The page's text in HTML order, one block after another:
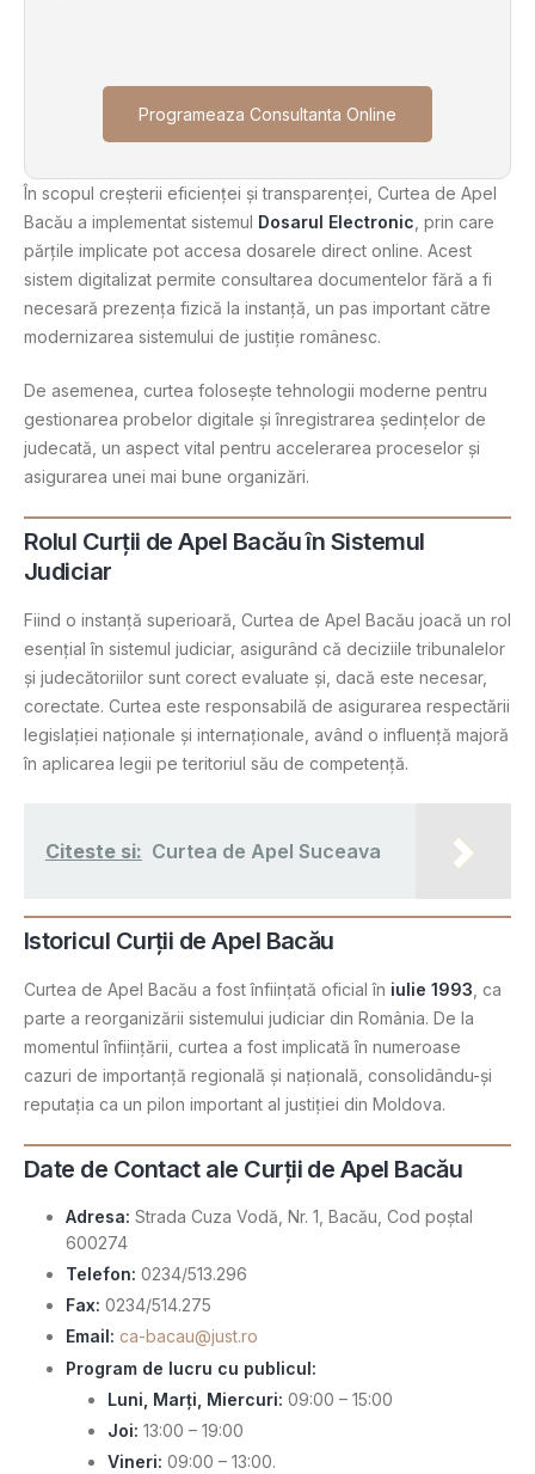
Programeaza Consultanta Online
În scopul creșterii eficienței și transparenței, Curtea de Apel
Bacău a implementat sistemul Dosarul Electronic , prin care
părțile implicate pot accesa dosarele direct online. Acest
sistem digitalizat permite consultarea documentelor fără a fi
necesară prezența fizică la instanță, un pas important către
modernizarea sistemului de justiție românesc.
De asemenea, curtea folosește tehnologii moderne pentru
gestionarea probelor digitale și înregistrarea ședințelor de
judecată, un aspect vital pentru accelerarea proceselor și
asigurarea unei mai bune organizări​.
Rolul Curții de Apel Bacău în Sistemul
Judiciar
Fiind o instanță superioară, Curtea de Apel Bacău joacă un rol
esențial în sistemul judiciar, asigurând că deciziile tribunalelor
și judecătoriilor sunt corect evaluate și, dacă este necesar,
corectate. Curtea este responsabilă de asigurarea respectării
legislației naționale și internaționale, având o influență majoră
în aplicarea legii pe teritoriul său de competență.
Citeste si: Curtea de Apel Suceava
Istoricul Curții de Apel Bacău
Curtea de Apel Bacău a fost înființată oficial în iulie 1993 , ca
parte a reorganizării sistemului judiciar din România. De la
momentul înființării, curtea a fost implicată în numeroase
cazuri de importanță regională și națională, consolidându-și
reputația ca un pilon important al justiției din Moldova.
Date de Contact ale Curții de Apel Bacău
Adresa: Strada Cuza Vodă, Nr. 1, Bacău, Cod poștal
600274
Telefon: 0234/513.296
Fax: 0234/514.275
Email: ca-bacau@just.ro
Program de lucru cu publicul:
Luni, Marți, Miercuri: 09:00 – 15:00
Joi: 13:00 – 19:00
Vineri: 09:00 – 13:00​.